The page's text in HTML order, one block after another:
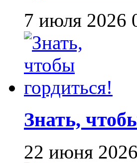
7 июля 2026
Знать,
22 июня 2026